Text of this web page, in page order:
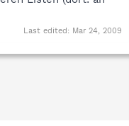
Last edited: Mar 24, 2009